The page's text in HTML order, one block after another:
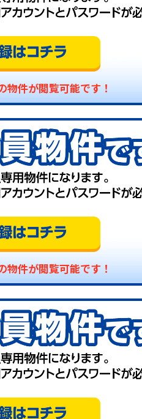
物件が閲覧可能です！
物件が閲覧可能です！